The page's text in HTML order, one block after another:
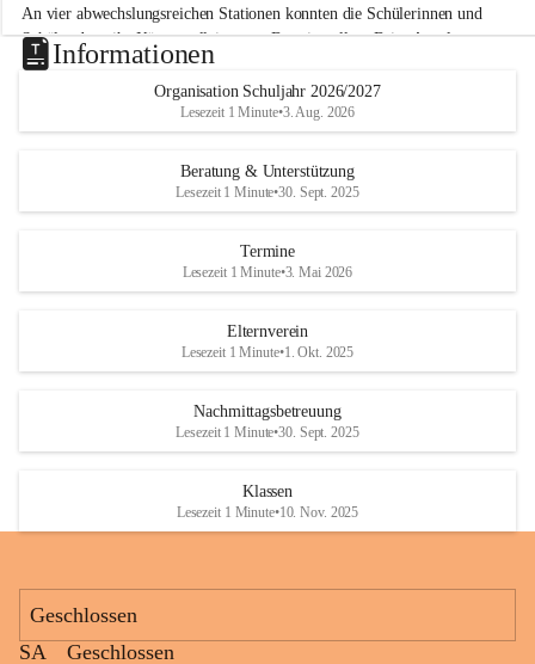
e
g
g
An vier abwechslungsreichen Stationen konnten die Schülerinnen und
Schüler dann ihr Können allein unter Beweis stellen. Beim Angeln
waren Geduld und Fingerspitzengefühl gefragt, während beim
Zielschießen mit Wasserpistolen oder Schwämmen Treffsicherheit
bewiesen werden musste.
Niemand blieb trocken, und die Kinder genossen die willkommene
Abkühlung bei sommerlichen Temperaturen. Mit vielen lachenden
Informationen
Organisation Schuljahr 2026/2027
Lesezeit 1 Minute•3. Aug. 2026
Beratung & Unterstützung
Lesezeit 1 Minute•30. Sept. 2025
Termine
Lesezeit 1 Minute•3. Mai 2026
Elternverein
Lesezeit 1 Minute•1. Okt. 2025
Nachmittagsbetreuung
Lesezeit 1 Minute•30. Sept. 2025
Klassen
Lesezeit 1 Minute•10. Nov. 2025
Geschlossen
SA
Geschlossen